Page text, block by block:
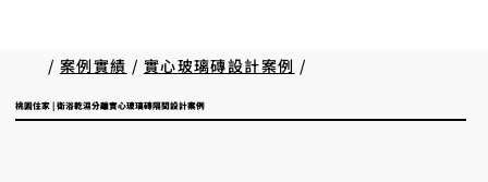
/案例實績 / 實心玻璃磚設計案例 /
桃園住家 | 衛浴乾濕分離實心玻璃磚隔間設計案例